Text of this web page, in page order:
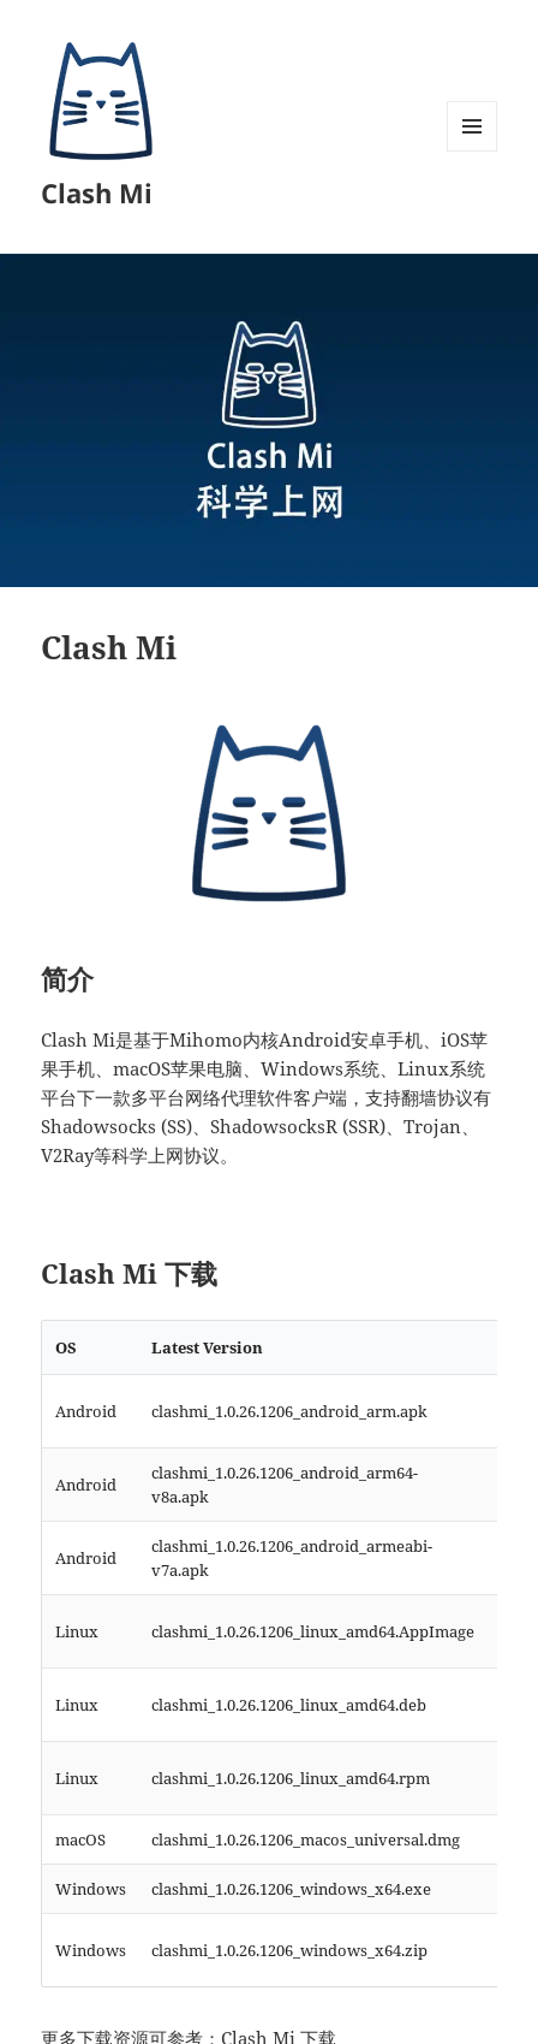
Clash Mi
Clash Mi
简介
Clash Mi是基于Mihomo内核Android安卓手机、iOS苹
果手机、macOS苹果电脑、Windows系统、Linux系统
平台下一款多平台网络代理软件客户端，支持翻墙协议有
Shadowsocks (SS)、ShadowsocksR (SSR)、Trojan、
V2Ray等科学上网协议。
Clash Mi 下载
OS Latest Version
Android clashmi_1.0.26.1206_android_arm.apk
Android
clashmi_1.0.26.1206_android_arm64-
v8a.apk
Android
clashmi_1.0.26.1206_android_armeabi-
v7a.apk
Linux clashmi_1.0.26.1206_linux_amd64.AppImage
Linux clashmi_1.0.26.1206_linux_amd64.deb
Linux clashmi_1.0.26.1206_linux_amd64.rpm
macOS clashmi_1.0.26.1206_macos_universal.dmg
Windows clashmi_1.0.26.1206_windows_x64.exe
Windows clashmi_1.0.26.1206_windows_x64.zip
更多下载资源可参考：Clash Mi 下载